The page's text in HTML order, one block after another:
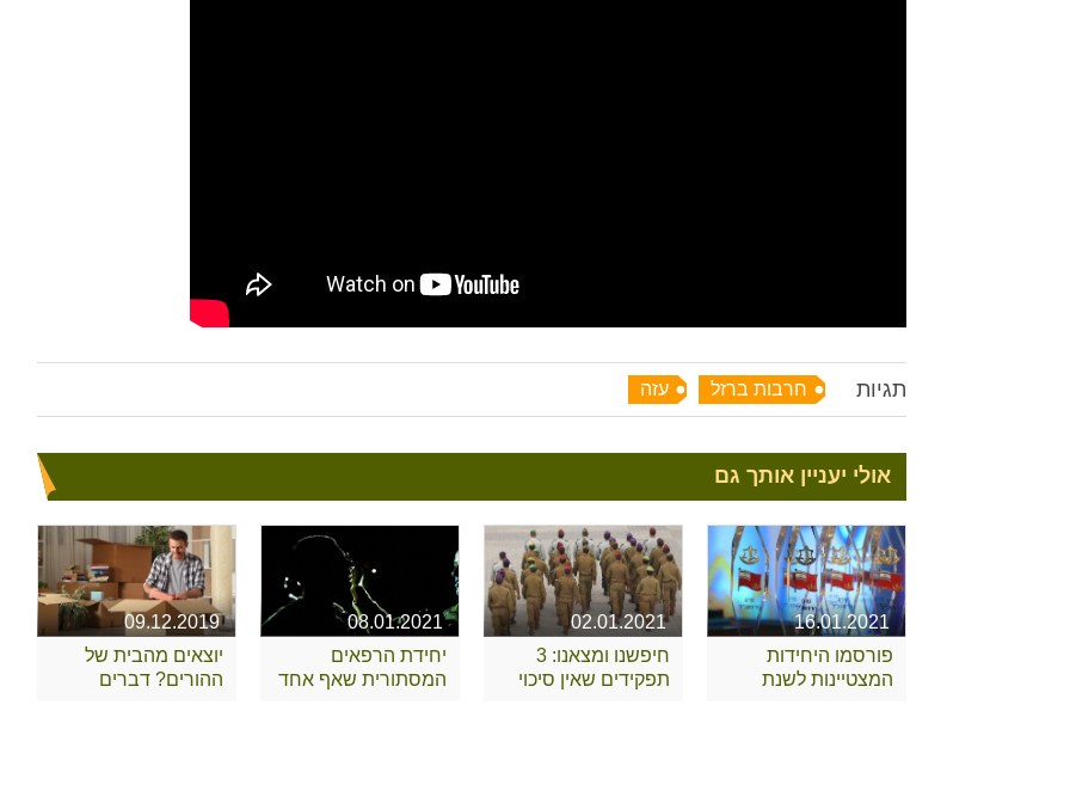
תגיות חרבות ברזל עזה
אולי יעניין אותך גם
16.01.2021
פורסמו היחידות
המצטיינות לשנת
02.01.2021
חיפשנו ומצאנו: 3
תפקידים שאין סיכוי
08.01.2021
יחידת הרפאים
המסתורית שאף אחד
09.12.2019
יוצאים מהבית של
ההורים? דברים